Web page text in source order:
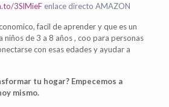
3SlMieFenlace directo AMAZON
facil de aprender y que es un
niños de 3 a 8 años , coo para personas
con esas edades y ayudar a
tu hogar? Empecemos a
mismo.